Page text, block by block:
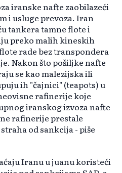
iranske nafte zaobilazeći
i usluge prevoza. Iran
tankera tamne flote i
preko malih kineskih
rade bez transpondera
Nakon što pošiljke nafte
se kao malezijska ili
ih "čajnici" (teapots) u
rafinerije koje
iranskog izvoza nafte
rafinerije prestale
od sankcija - piše
Iranu u juanu koristeći